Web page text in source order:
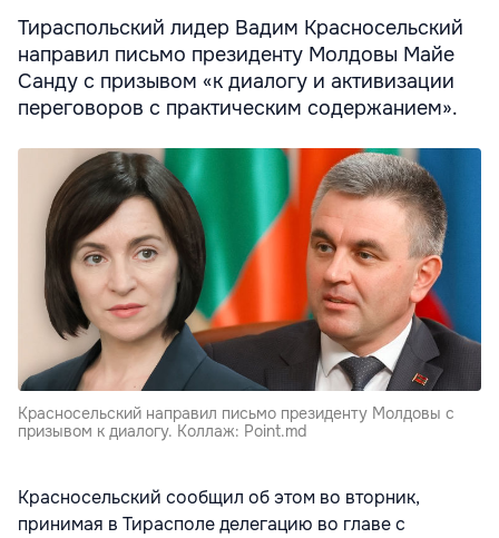
Тираспольский лидер Вадим Красносельский
направил письмо президенту Молдовы Майе
Санду с призывом «к диалогу и активизации
переговоров с практическим содержанием».
Красносельский направил письмо президенту Молдовы с
призывом к диалогу. Коллаж: Point.md
Красносельский сообщил об этом во вторник,
принимая в Тирасполе делегацию во главе с